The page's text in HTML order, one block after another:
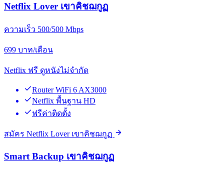
Netflix Lover เขาคิชฌกูฏ
ความเร็ว 500/500 Mbps
699 บาท/เดือน
Netflix ฟรี ดูหนังไม่จำกัด
Router WiFi 6 AX3000
Netflix พื้นฐาน HD
ฟรีค่าติดตั้ง
สมัคร Netflix Lover เขาคิชฌกูฏ
Smart Backup เขาคิชฌกูฏ